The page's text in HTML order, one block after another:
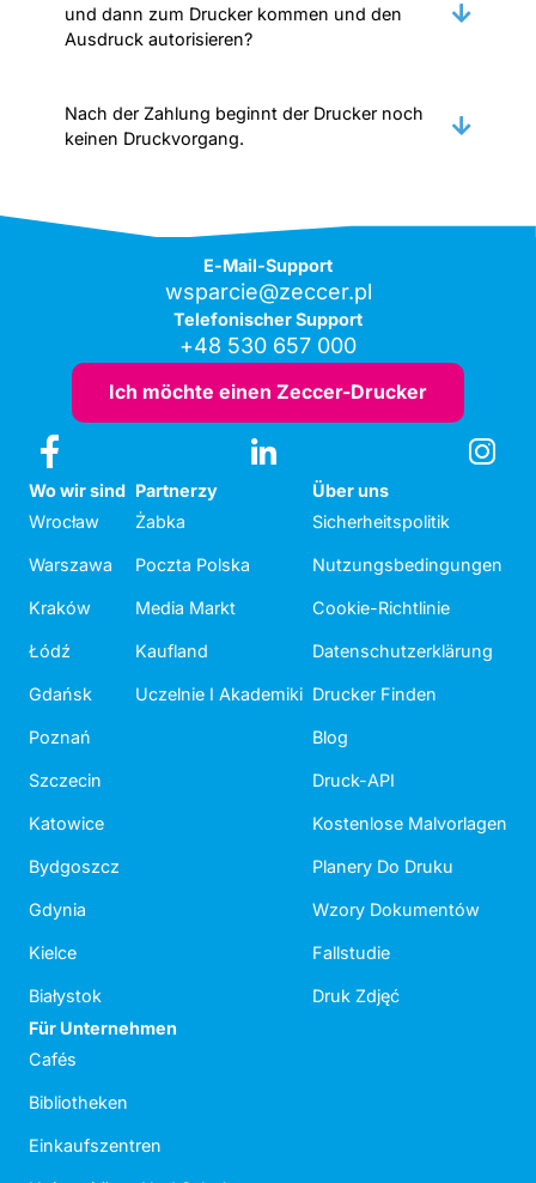
und dann zum Drucker kommen und den
Ausdruck autorisieren?
Nach der Zahlung beginnt der Drucker noch
keinen Druckvorgang.
E-Mail-Support
wsparcie@zeccer.pl
Telefonischer Support
+48 530 657 000
Ich möchte einen Zeccer-Drucker
Wo wir sind
Wrocław
Warszawa
Kraków
Łódź
Gdańsk
Poznań
Szczecin
Katowice
Bydgoszcz
Gdynia
Kielce
Białystok
Partnerzy
Żabka
Poczta Polska
Media Markt
Kaufland
Uczelnie I Akademiki
Über uns
Sicherheitspolitik
Nutzungsbedingungen
Cookie-Richtlinie
Datenschutzerklärung
Drucker Finden
Blog
Druck-API
Kostenlose Malvorlagen
Planery Do Druku
Wzory Dokumentów
Fallstudie
Druk Zdjęć
Für Unternehmen
Cafés
Bibliotheken
Einkaufszentren